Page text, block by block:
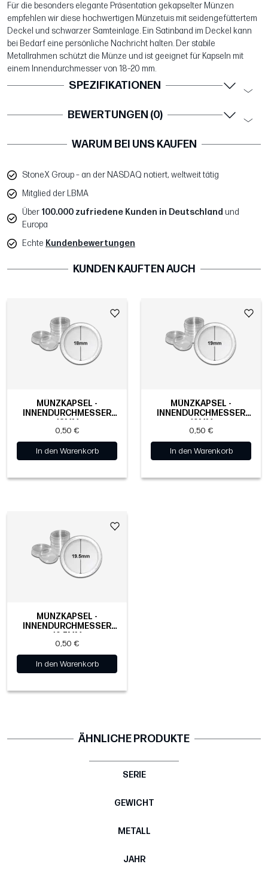
Für die besonders elegante Präsentation gekapselter Münzen
empfehlen wir diese hochwertigen Münzetuis mit seidengefüttertem
Deckel und schwarzer Samteinlage. Ein Satinband im Deckel kann
bei Bedarf eine persönliche Nachricht halten. Der stabile
Metallrahmen schützt die Münze und ist geeignet für Kapseln mit
einem Innendurchmesser von 18–20 mm.
SPEZIFIKATIONEN
BEWERTUNGEN (0)
WARUM BEI UNS KAUFEN
StoneX Group – an der NASDAQ notiert, weltweit tätig
Mitglied der LBMA
Über 100.000 zufriedene Kunden in Deutschland und
Europa
Echte Kundenbewertungen
KUNDEN KAUFTEN AUCH
MÜNZKAPSEL -
INNENDURCHMESSER
18MM
0,50 €
In den Warenkorb
MÜNZKAPSEL -
INNENDURCHMESSER
19MM
0,50 €
In den Warenkorb
MÜNZKAPSEL -
INNENDURCHMESSER
19.5MM
0,50 €
In den Warenkorb
ÄHNLICHE PRODUKTE
SERIE
GEWICHT
METALL
JAHR